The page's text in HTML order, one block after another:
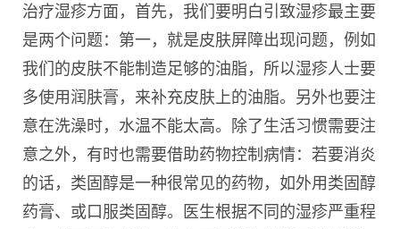
治疗湿疹方面，首先，我们要明白引致湿疹最主要
是两个问题：第一，就是皮肤屏障出现问题，例如
我们的皮肤不能制造足够的油脂，所以湿疹人士要
多使用润肤膏，来补充皮肤上的油脂。另外也要注
意在洗澡时，水温不能太高。除了生活习惯需要注
意之外，有时也需要借助药物控制病情：若要消炎
的话，类固醇是一种很常见的药物，如外用类固醇
药膏、或口服类固醇。医生根据不同的湿疹严重程